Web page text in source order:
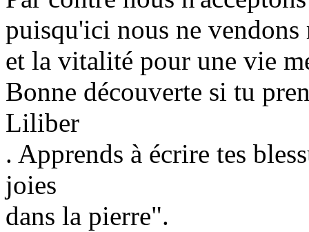
puisqu'ici nous ne vendons
et la vitalité pour une vie
Bonne découverte si tu
Liliber
. Apprends à écrire tes
joies
dans la pierre".